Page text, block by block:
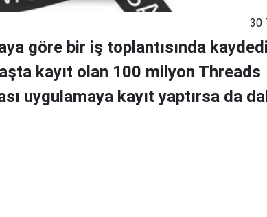
30
göre bir iş toplantısında
kayıt olan 100 milyon Threads
uygulamaya kayıt yaptırsa da